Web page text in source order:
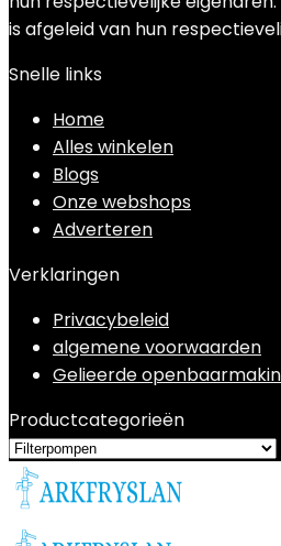
is afgeleid van hun
Snelle links
Home
Alles winkelen
Blogs
Onze webshops
Adverteren
Verklaringen
Privacybeleid
algemene voorwaarden
Gelieerde
Productcategorieën